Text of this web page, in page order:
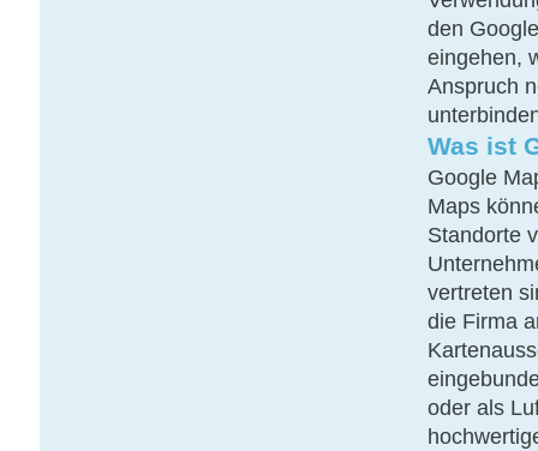
den
eingehen,
Anspruch
Was ist
Google
Maps
Standorte
vertreten
die Firma
oder als